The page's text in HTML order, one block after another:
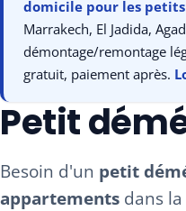
domicile pour les
Marrakech, El Jadida,
démontage/remontage
gratuit, paiement après.
Petit
Besoin d'un petit
appartements dans